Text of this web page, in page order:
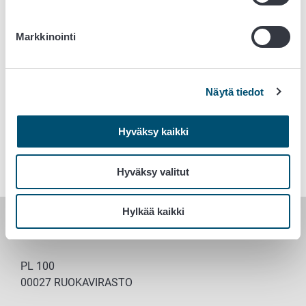
Markkinointi
Näytä tiedot
Hyväksy kaikki
Hyväksy valitut
Hylkää kaikki
Elintarvikeala
PL 100
00027 RUOKAVIRASTO